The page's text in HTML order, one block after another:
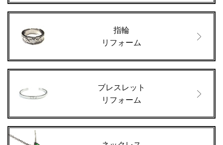
指輪
リフォーム
ブレスレット
リフォーム